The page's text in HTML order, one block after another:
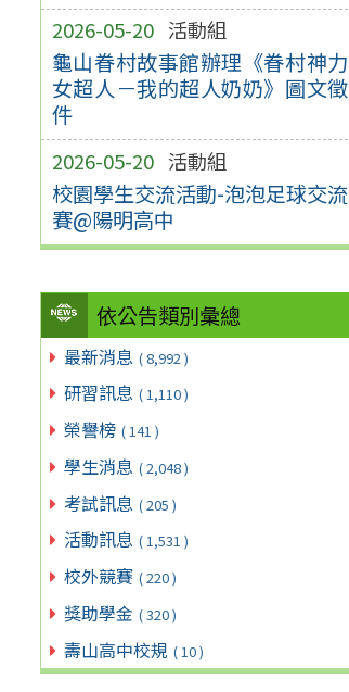
2026-05-20 活動組
龜山眷村故事館辦理《眷村神力
女超人－我的超人奶奶》圖文徵
件
2026-05-20 活動組
校園學生交流活動-泡泡足球交流
賽@陽明高中
依公告類別彙總
最新消息 ( 8,992 )
研習訊息 ( 1,110 )
榮譽榜 ( 141 )
學生消息 ( 2,048 )
考試訊息 ( 205 )
活動訊息 ( 1,531 )
校外競賽 ( 220 )
獎助學金 ( 320 )
壽山高中校規 ( 10 )